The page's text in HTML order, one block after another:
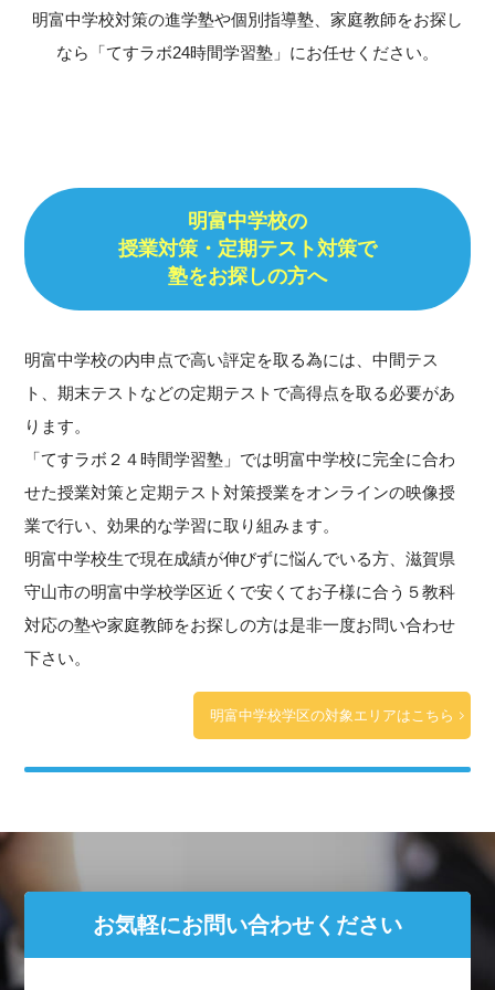
明富中学校対策の進学塾や個別指導塾、家庭教師をお探し
なら「てすラボ24時間学習塾」にお任せください。
明富中学校の
授業対策・定期テスト対策で
塾をお探しの方へ
明富中学校の内申点で高い評定を取る為には、中間テス
ト、期末テストなどの定期テストで高得点を取る必要があ
ります。
「てすラボ２４時間学習塾」では明富中学校に完全に合わ
せた授業対策と定期テスト対策授業をオンラインの映像授
業で行い、効果的な学習に取り組みます。
明富中学校生で現在成績が伸びずに悩んでいる方、滋賀県
守山市の明富中学校学区近くで安くてお子様に合う５教科
対応の塾や家庭教師をお探しの方は是非一度お問い合わせ
下さい。
明富中学校学区の対象エリアはこちら
お気軽にお問い合わせください